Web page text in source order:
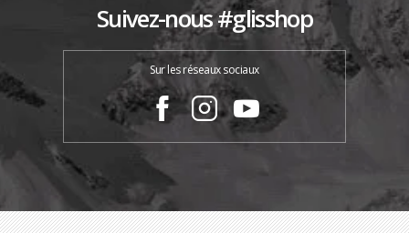
Suivez-nous #glisshop
Sur les réseaux sociaux